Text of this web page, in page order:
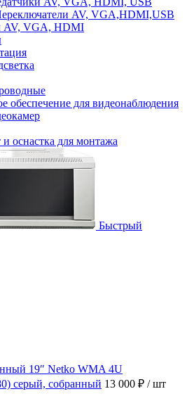
AV, VGA,HDMI,USB
AV, VGA, HDMI
обеспечение для видеонаблюдения
оснастка для монтажа
Быстрый
19″ Netko WMA 4U
серый, собранный 13 000 ₽ / шт